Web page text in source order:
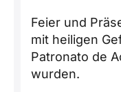
Feier und
mit heiligen
Patronato de
wurden.